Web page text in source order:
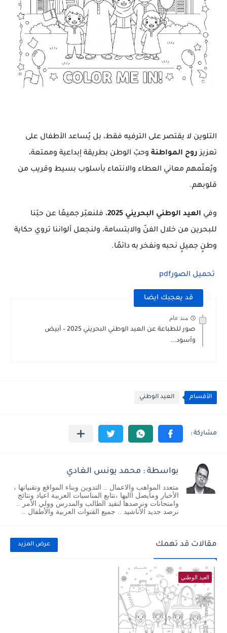
التلوين لا يقتصر على الترفيه فقط، بل يُساعد الأطفال على
تعزيزروح المواطنة وحبّ الوطن بطريقة إبداعية وممتعة،
ويُعلّمهم معاني العطاء والانتماء بأسلوب بسيط وقريب من
قلوبهم.
وفي العيد الوطني البحريني 2025
، فلنعبّر جميعًا عن حبّنا
للبحرين من خلال الفنّ والابتسامة، ولنجعل ألواننا تروي حكاية
وطنٍ جميلٍ نحبه ونفخر به دائمًا.
تحميل الصورpdf
قد يعجبك ايضا
منذ عام
صور للطباعة عن العيد الوطني البحريني 2025 – أبيض
وأسود...
الأقسام العيد الوطني
بواسطة : محمد يونس الغادي
متعدد المواهب والاعمال .. التدوين وبناء المواقع وتقنياتها ،
الأخبار ومايصل االيها ،نتابع المناسبات العربية اعياد ونتائج
وامتحانات ونرصدها لنفيد الطالب والمدرس وولي الأمر ..
نرصد جديد الأناشيد .. جميع القنوات العربية والأطفال ..
مقالات قد تهمك عرض المزيد
العيد الوطني